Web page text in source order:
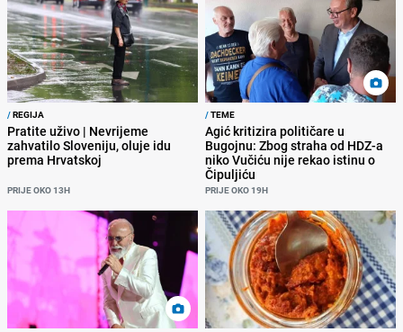
/REGIJA
Pratite uživo | Nevrijeme
zahvatilo Sloveniju, oluje idu
prema Hrvatskoj
PRIJE OKO 13H
/TEME
Agić kritizira političare u
Bugojnu: Zbog straha od HDZ-a
niko Vučiću nije rekao istinu o
Čipuljiću
PRIJE OKO 19H